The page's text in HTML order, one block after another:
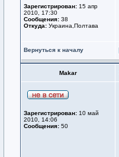
Зарегистрирован: 15 апр
2010, 17:30
Сообщения: 38
Откуда: Украина,Полтава
Вернуться к началу
Makar
Зарегистрирован: 10 май
2010, 14:06
Сообщения: 50